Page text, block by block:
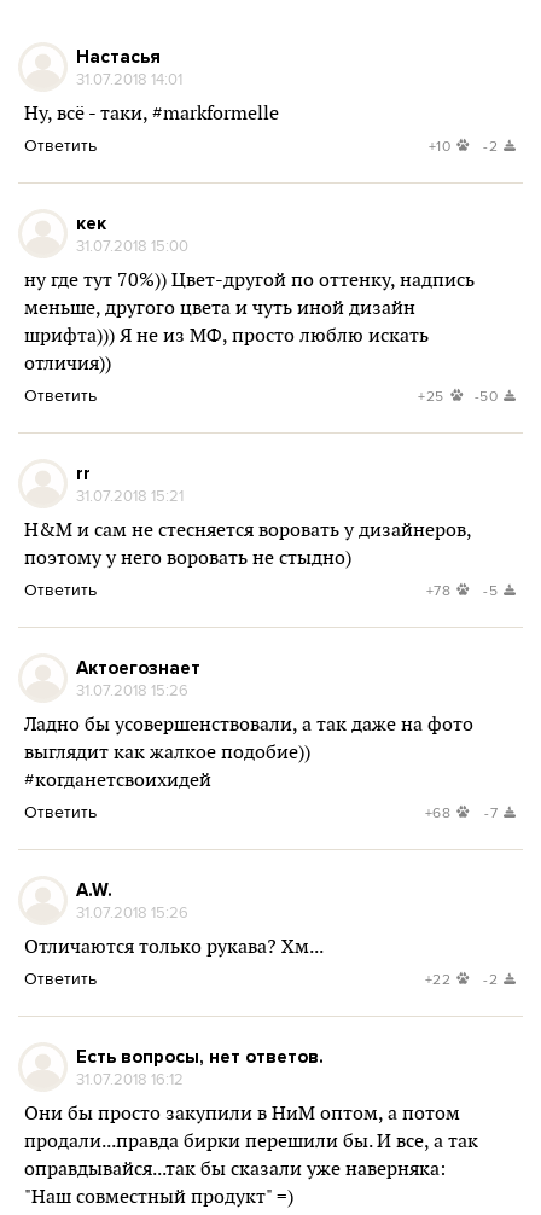
Настасья
31.07.2018 14:01
Ну, всё - таки, #markformelle
Ответить +10 -2
кек
31.07.2018 15:00
ну где тут 70%)) Цвет-другой по оттенку, надпись
меньше, другого цвета и чуть иной дизайн
шрифта))) Я не из МФ, просто люблю искать
отличия))
Ответить +25 -50
rr
31.07.2018 15:21
H&M и сам не стесняется воровать у дизайнеров,
поэтому у него воровать не стыдно)
Ответить +78 -5
Актоегознает
31.07.2018 15:26
Ладно бы усовершенствовали, а так даже на фото
выглядит как жалкое подобие))
#когданетсвоихидей
Ответить +68 -7
A.W.
31.07.2018 15:26
Отличаются только рукава? Хм...
Ответить +22 -2
Есть вопросы, нет ответов.
31.07.2018 16:12
Они бы просто закупили в НиМ оптом, а потом
продали...правда бирки перешили бы. И все, а так
оправдывайся...так бы сказали уже наверняка:
"Наш совместный продукт" =)